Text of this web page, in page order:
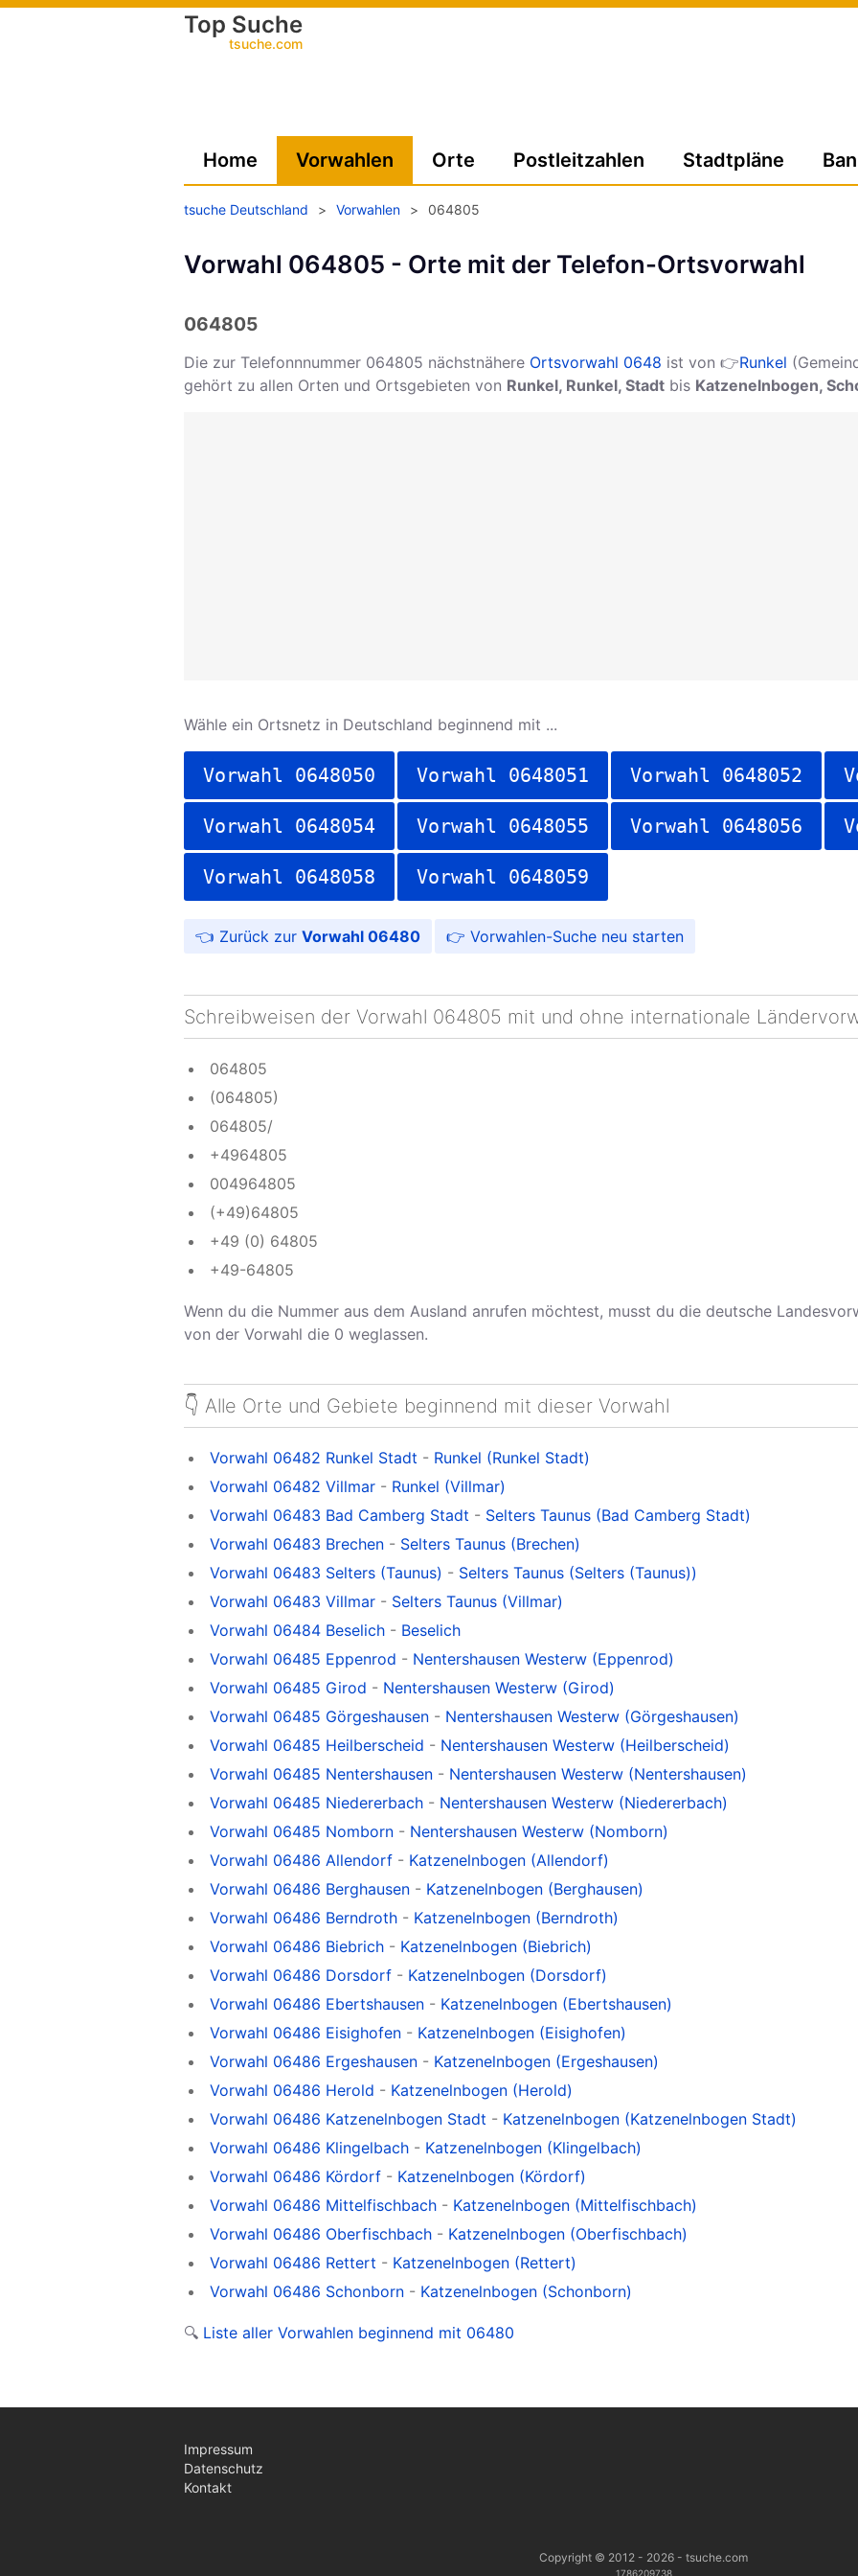
Top Suche
tsuche.com
Home Vorwahlen Orte Postleitzahlen Stadtpläne
tsuche Deutschland > Vorwahlen > 064805
Vorwahl 064805 - Orte mit der Telefon-Ortsvorwahl
064805
Die zur Telefonnnummer 064805 nächstnähere Ortsvorwahl 0648 ist von 👉Runkel
gehört zu allen Orten und Ortsgebieten von Runkel, Runkel, Stadt bis Katzenelnbogen,
Wähle ein Ortsnetz in Deutschland beginnend mit ...
Vorwahl 0648050 Vorwahl 0648051 Vorwahl 0648052
Vorwahl 0648054 Vorwahl 0648055 Vorwahl 0648056
Vorwahl 0648058 Vorwahl 0648059
Vorwahl 06480 Vorwahlen-Suche
Schreibweisen der Vorwahl 064805 mit und ohne internationale
064805
(064805)
064805/
+4964805
004964805
(+49)64805
+49 (0) 64805
+49-64805
Wenn du die Nummer aus dem Ausland anrufen möchtest, musst du die deutsche
von der Vorwahl die 0 weglassen.
👇 Alle Orte und Gebiete beginnend mit dieser Vorwahl
Vorwahl 06482 Runkel Stadt - Runkel (Runkel Stadt)
Vorwahl 06482 Villmar - Runkel (Villmar)
Vorwahl 06483 Bad Camberg Stadt - Selters Taunus (Bad Camberg Stadt)
Vorwahl 06483 Brechen - Selters Taunus (Brechen)
Vorwahl 06483 Selters (Taunus) - Selters Taunus (Selters (Taunus))
Vorwahl 06483 Villmar - Selters Taunus (Villmar)
Vorwahl 06484 Beselich - Beselich
Vorwahl 06485 Eppenrod - Nentershausen Westerw (Eppenrod)
Vorwahl 06485 Girod - Nentershausen Westerw (Girod)
Vorwahl 06485 Görgeshausen - Nentershausen Westerw (Görgeshausen)
Vorwahl 06485 Heilberscheid - Nentershausen Westerw (Heilberscheid)
Vorwahl 06485 Nentershausen - Nentershausen Westerw (Nentershausen)
Vorwahl 06485 Niedererbach - Nentershausen Westerw (Niedererbach)
Vorwahl 06485 Nomborn - Nentershausen Westerw (Nomborn)
Vorwahl 06486 Allendorf - Katzenelnbogen (Allendorf)
Vorwahl 06486 Berghausen - Katzenelnbogen (Berghausen)
Vorwahl 06486 Berndroth - Katzenelnbogen (Berndroth)
Vorwahl 06486 Biebrich - Katzenelnbogen (Biebrich)
Vorwahl 06486 Dorsdorf - Katzenelnbogen (Dorsdorf)
Vorwahl 06486 Ebertshausen - Katzenelnbogen (Ebertshausen)
Vorwahl 06486 Eisighofen - Katzenelnbogen (Eisighofen)
Vorwahl 06486 Ergeshausen - Katzenelnbogen (Ergeshausen)
Vorwahl 06486 Herold - Katzenelnbogen (Herold)
Vorwahl 06486 Katzenelnbogen Stadt - Katzenelnbogen (Katzenelnbogen Stadt)
Vorwahl 06486 Klingelbach - Katzenelnbogen (Klingelbach)
Vorwahl 06486 Kördorf - Katzenelnbogen (Kördorf)
Vorwahl 06486 Mittelfischbach - Katzenelnbogen (Mittelfischbach)
Vorwahl 06486 Oberfischbach - Katzenelnbogen (Oberfischbach)
Vorwahl 06486 Rettert - Katzenelnbogen (Rettert)
Vorwahl 06486 Schonborn - Katzenelnbogen (Schonborn)
🔍 Liste aller Vorwahlen beginnend mit 06480
Impressum
Datenschutz
Kontakt
Copyright © 2012 - 2026 - tsuche.com
1786209738